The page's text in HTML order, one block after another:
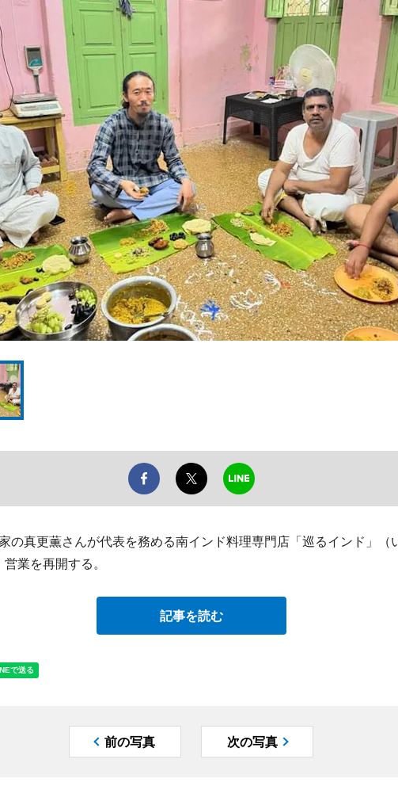
の真更薫さんが代表を務める南インド料理専門店「巡るインド」（
業を再開する。
記事を読む
前の写真 次の写真